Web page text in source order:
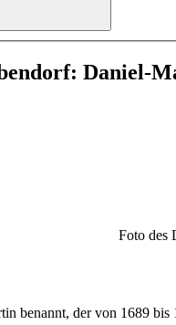
Daniel-
Foto des
benannt, der von 1689